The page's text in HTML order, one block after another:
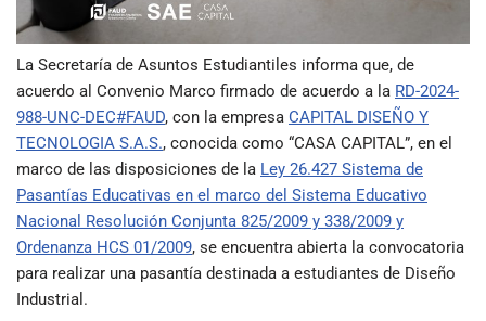
La Secretaría de Asuntos Estudiantiles informa que, de
acuerdo al Convenio Marco firmado de acuerdo a la RD-2024-
988-UNC-DEC#FAUD, con la empresa CAPITAL DISEÑO Y
TECNOLOGIA S.A.S., conocida como “CASA CAPITAL”, en el
marco de las disposiciones de la Ley 26.427 Sistema de
Pasantías Educativas en el marco del Sistema Educativo
Nacional Resolución Conjunta 825/2009 y 338/2009 y
Ordenanza HCS 01/2009, se encuentra abierta la convocatoria
para realizar una pasantía destinada a estudiantes de Diseño
Industrial.